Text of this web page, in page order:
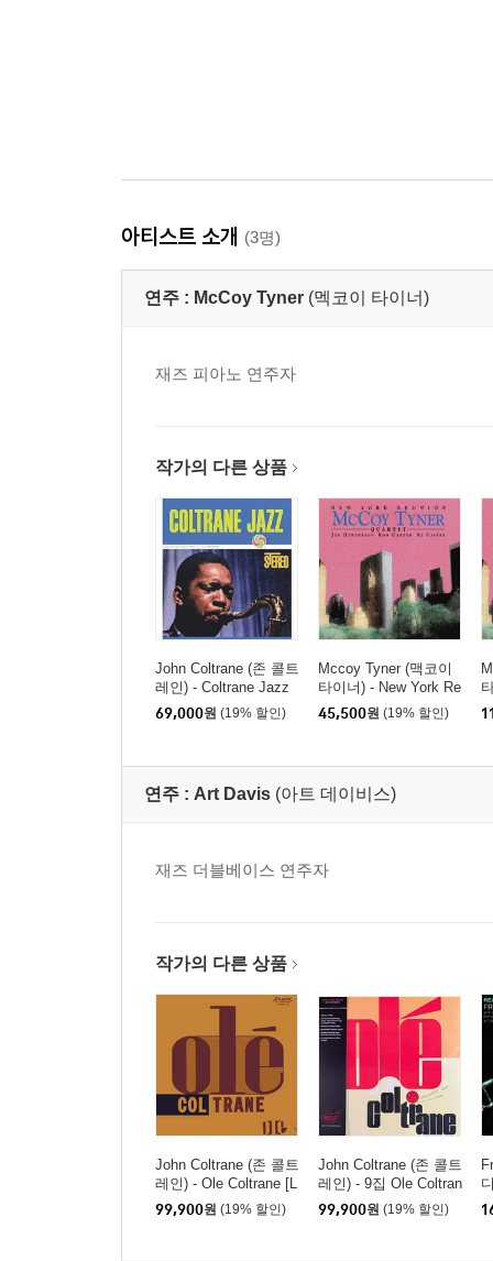
아티스트 소개 (3명)
연주 : McCoy Tyner (멕코이 타이너)
재즈 피아노 연주자
작가의 다른 상품
John Coltrane (존 콜트
레인) - Coltrane Jazz
[SACD Hybrid]
69,000원 (19% 할인)
Mccoy Tyner (맥코이
타이너) - New York Re
union [SACD Hybrid]
45,500원 (19% 할인)
연주 : Art Davis (아트 데이비스)
재즈 더블베이스 연주자
작가의 다른 상품
John Coltrane (존 콜트
레인) - Ole Coltrane [L
P]
99,900원 (19% 할인)
John Coltrane (존 콜트
레인) - 9집 Ole Coltran
e [LP]
99,900원 (19% 할인)